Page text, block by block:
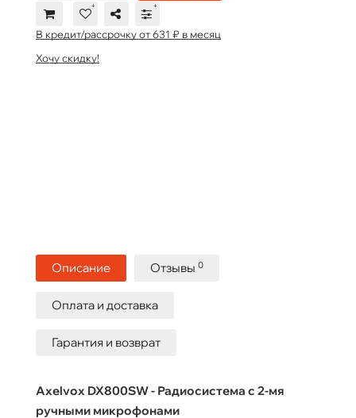
В кредит/рассрочку от 631 ₽ в месяц
Хочу скидку!
Описание Отзывы 0
Оплата и доставка
Гарантия и возврат
Axelvox DX800SW - Радиосистема с 2-мя
ручными микрофонами